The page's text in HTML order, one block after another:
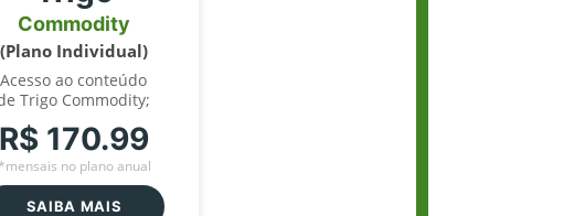
Commodity
(Plano Individual)
Acesso ao conteúdo
Trigo Commodity;
R$ 170.99
*mensais no plano anual
SAIBA MAIS